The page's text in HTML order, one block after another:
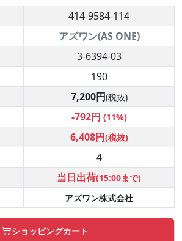
414-9584-114
アズワン(AS ONE)
3-6394-03
190
7,200円(税抜)
-792円 (11%)
6,408円(税抜)
4
当日出荷(15:00まで)
アズワン株式会社
ショッピングカート